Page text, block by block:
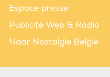
Espace presse
Publicité Web & Radio
Naar Nostalgie België